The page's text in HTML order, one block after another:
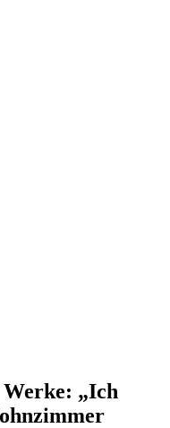
„Ich